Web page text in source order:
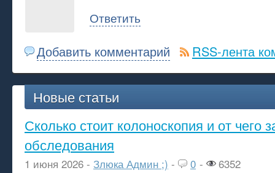
Ответить
Добавить комментарий RSS-лента
Новые статьи
Сколько стоит колоноскопия и от чего
обследования
1 июня 2026 - Злюка Админ ;) - 0 - 6352